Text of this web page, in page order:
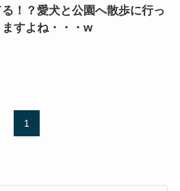
！？愛犬と公園へ散歩に行っ
すよね・・・w
1